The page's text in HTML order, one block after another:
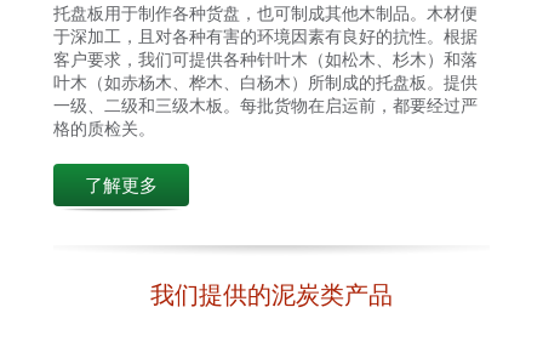
托盘板用于制作各种货盘，也可制成其他木制品。木材便
于深加工，且对各种有害的环境因素有良好的抗性。根据
客户要求，我们可提供各种针叶木（如松木、杉木）和落
叶木（如赤杨木、桦木、白杨木）所制成的托盘板。提供
一级、二级和三级木板。每批货物在启运前，都要经过严
格的质检关。
了解更多
我们提供的泥炭类产品